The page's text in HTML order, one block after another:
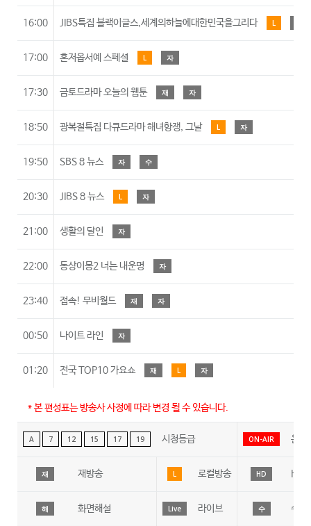
16:00 JIBS특집 블랙이글스,세계의하늘에대한민국을그리다 L
17:00 혼저옵서예 스페셜 L 자
17:30 금토드라마 오늘의 웹툰 재 자
18:50 광복절특집 다큐드라마 해녀항쟁, 그날 L 자
19:50 SBS 8 뉴스 자 수
20:30 JIBS 8 뉴스 L 자
21:00 생활의 달인 자
22:00 동상이몽2 너는 내운명 자
23:40 접속! 무비월드 재 자
00:50 나이트 라인 자
01:20 전국 TOP10 가요쇼 재 L 자
* 본 편성표는 방송사 사정에 따라 변경 될 수 있습니다.
A 7 12 15 17 19 시청등급 ON-AIR 온에
재 재방송 L 로컬방송 HD HD
해 화면해설 Live 라이브 수 수어